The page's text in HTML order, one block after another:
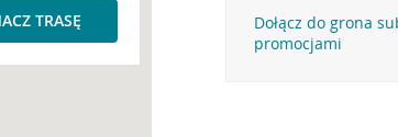
Dołącz do grona
promocjami
TRASĘ